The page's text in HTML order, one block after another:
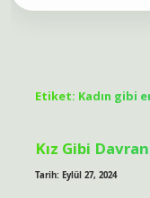
Etiket: Kadın gibi
Kız Gibi
Tarih: Eylül 27, 2024